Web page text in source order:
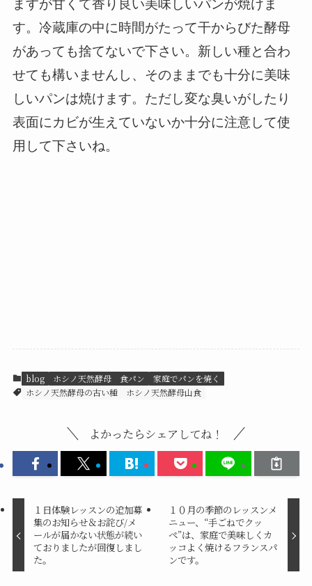
ますが甘くて香り良い美味しいパンが焼けま
す。冷蔵庫の中に時間がたって干からびた酵母
があっても捨てないで下さい。新しい種と合わ
せても構いませんし、そのままでも十分に美味
しいパンは焼けます。ただし変な臭いがしたり
表面にカビが生えていないか十分に注意して使
用して下さいね。
blog ホシノ天然酵母 食パン
家庭でパンを焼く
ホシノ天然酵母の古い種
ホシノ天然酵母山食
よかったらシェアしてね！
１日体験レッスンの追加募
集のお知らせ＆お詫び/メ
ールが届かない状態が続い
ておりましたが回復しまし
た。
１０月の季節のレッスンメ
ニュー、“手ごねでクッ
ペ”は、家庭で美味しくカ
ッコよく焼けるフランスパ
ンです。